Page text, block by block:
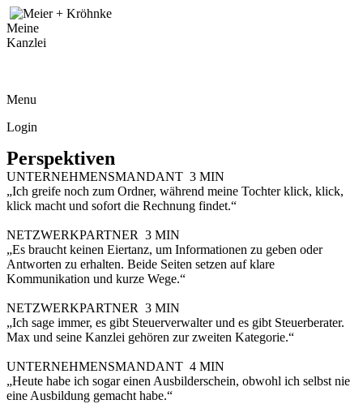
Meine
Kanzlei
Menu
Login
Perspektiven
UNTERNEHMENSMANDANT 3 MIN
„Ich greife noch zum Ordner, während meine Tochter klick, klick,
klick macht und sofort die Rechnung findet.“
NETZWERKPARTNER 3 MIN
„Es braucht keinen Eiertanz, um Informationen zu geben oder
Antworten zu erhalten. Beide Seiten setzen auf klare
Kommunikation und kurze Wege.“
NETZWERKPARTNER 3 MIN
„Ich sage immer, es gibt Steuerverwalter und es gibt Steuerberater.
Max und seine Kanzlei gehören zur zweiten Kategorie.“
UNTERNEHMENSMANDANT 4 MIN
„Heute habe ich sogar einen Ausbilderschein, obwohl ich selbst nie
eine Ausbildung gemacht habe.“